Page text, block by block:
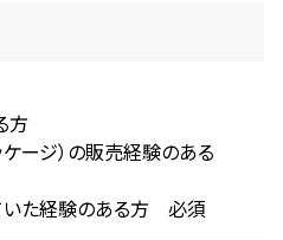
方
ケージ）の販売経験のある
いた経験のある方 必須